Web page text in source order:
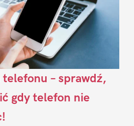
– sprawdź,
gdy telefon nie